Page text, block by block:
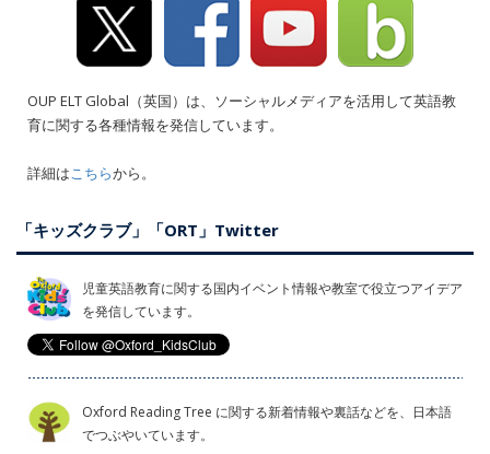
OUP ELT Global（英国）は、ソーシャルメディアを活用して英語教
育に関する各種情報を発信しています。
詳細はこちらから。
「キッズクラブ」「ORT」Twitter
児童英語教育に関する国内イベント情報や教室で役立つアイデア
を発信しています。
Oxford Reading Tree に関する新着情報や裏話などを、日本語
でつぶやいています。